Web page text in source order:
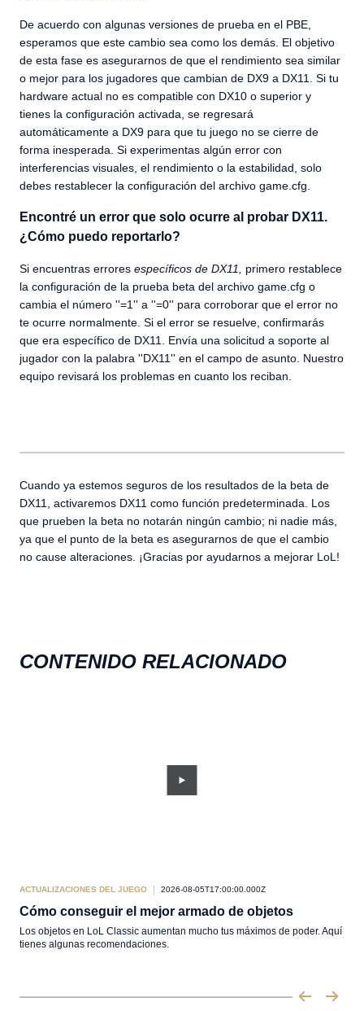
De acuerdo con algunas versiones de prueba en el PBE,
esperamos que este cambio sea como los demás. El objetivo
de esta fase es asegurarnos de que el rendimiento sea similar
o mejor para los jugadores que cambian de DX9 a DX11. Si tu
hardware actual no es compatible con DX10 o superior y
tienes la configuración activada, se regresará
automáticamente a DX9 para que tu juego no se cierre de
forma inesperada. Si experimentas algún error con
interferencias visuales, el rendimiento o la estabilidad, solo
debes restablecer la configuración del archivo game.cfg.
Encontré un error que solo ocurre al probar DX11.
¿Cómo puedo reportarlo?
Si encuentras errores específicos de DX11, primero restablece
la configuración de la prueba beta del archivo game.cfg o
cambia el número ''=1'' a ''=0'' para corroborar que el error no
te ocurre normalmente. Si el error se resuelve, confirmarás
que era específico de DX11. Envía una solicitud a soporte al
jugador con la palabra ''DX11'' en el campo de asunto. Nuestro
equipo revisará los problemas en cuanto los reciban.
Cuando ya estemos seguros de los resultados de la beta de
DX11, activaremos DX11 como función predeterminada. Los
que prueben la beta no notarán ningún cambio; ni nadie más,
ya que el punto de la beta es asegurarnos de que el cambio
no cause alteraciones. ¡Gracias por ayudarnos a mejorar LoL!
CONTENIDO RELACIONADO
ACTUALIZACIONES DEL JUEGO 2026-08-05T17:00:00.000Z
Cómo conseguir el mejor armado de objetos
Los objetos en LoL Classic aumentan mucho tus máximos de poder. Aquí
tienes algunas recomendaciones.